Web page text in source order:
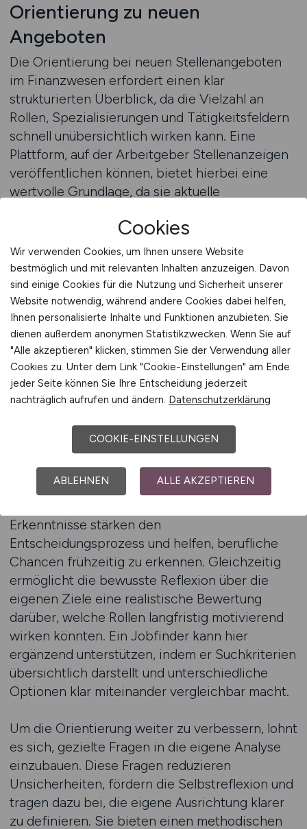
Orientierung zu neuen
Angeboten
Die Orientierung bei neuen Stellenangeboten
im Finanzwesen erfordert einen klar
strukturierten Überblick, da die Vielzahl an
Rollen, Spezialisierungen und Tätigkeitsfeldern
schnell unübersichtlich wirken kann. Eine
Plattform, auf der Arbeitgeber Stellenanzeigen
veröffentlichen können, bietet hierbei eine
wertvolle Grundlage, da sie aktuelle
Aufgabenprofile nachvollziehbar darstellt. Durch
die Betrachtung unterschiedlicher Rollen gelingt
es Bewerbern, die eigenen Erwartungen
realistisch einzuschätzen und passende
berufliche Wege zu identifizieren. Besonders
hilfreich ist es, sowohl kurzfristige als auch
langfristige Perspektiven zu berücksichtigen,
um Entscheidungen zu treffen, die nicht nur
aktuell sinnvoll erscheinen, sondern auch
nachhaltige Entwicklungsmöglichkeiten bieten.
Ein strukturierter Vergleich verschiedener
Tätigkeiten unterstützt den Prozess zusätzlich,
da viele Bewerber erst bei genauerem
Hinsehen entdecken, welche Bereiche
Erkenntnisse stärken den
Entscheidungsprozess und helfen, berufliche
Chancen frühzeitig zu erkennen. Gleichzeitig
ermöglicht die bewusste Reflexion über die
eigenen Ziele eine realistische Bewertung
darüber, welche Rollen langfristig motivierend
wirken könnten. Ein Jobfinder kann hier
ergänzend unterstützen, indem er Suchkriterien
übersichtlich darstellt und unterschiedliche
Optionen klar miteinander vergleichbar macht.
Um die Orientierung weiter zu verbessern, lohnt
es sich, gezielte Fragen in die eigene Analyse
einzubauen. Diese Fragen reduzieren
Unsicherheiten, fördern die Selbstreflexion und
tragen dazu bei, die eigene Ausrichtung klarer
zu definieren. Sie bieten einen methodischen
Cookies
Wir verwenden Cookies, um Ihnen unsere Website
bestmöglich und mit relevanten Inhalten anzuzeigen. Davon
sind einige Cookies für die Nutzung und Sicherheit unserer
Website notwendig, während andere Cookies dabei helfen,
Ihnen personalisierte Inhalte und Funktionen anzubieten. Sie
dienen außerdem anonymen Statistikzwecken. Wenn Sie auf
"Alle akzeptieren" klicken, stimmen Sie der Verwendung aller
Cookies zu. Unter dem Link "Cookie-Einstellungen" am Ende
jeder Seite können Sie Ihre Entscheidung jederzeit
nachträglich aufrufen und ändern. Datenschutzerklärung
COOKIE-EINSTELLUNGEN
ABLEHNEN ALLE AKZEPTIEREN